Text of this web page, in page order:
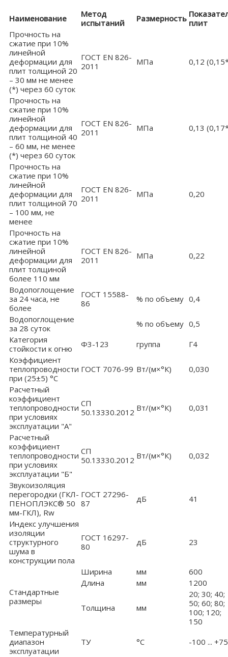
Наименование
Метод
испытаний
Размерность плит
Прочность на
сжатие при 10%
линейной
деформации для
плит толщиной 20
– 30 мм не менее
(*) через 60 суток
ГОСТ EN 826-
2011
МПа 0,12
Прочность на
сжатие при 10%
линейной
деформации для
плит толщиной 40
– 60 мм, не менее
(*) через 60 суток
ГОСТ EN 826-
2011
МПа 0,13
Прочность на
сжатие при 10%
линейной
деформации для
плит толщиной 70
– 100 мм, не
менее
ГОСТ EN 826-
2011
МПа 0,20
Прочность на
сжатие при 10%
линейной
деформации для
плит толщиной
более 110 мм
ГОСТ EN 826-
2011
МПа 0,22
Водопоглощение
за 24 часа, не
более
ГОСТ 15588-
86
% по объему 0,4
Водопоглощение
за 28 суток
% по объему 0,5
Категория
стойкости к огню
Ф3-123 группа
Г4
Коэффициент
теплопроводности
при (25±5) °С
ГОСТ 7076-99 Вт/(м×°К)
0,030
Расчетный
коэффициент
теплопроводности
при условиях
эксплуатации "А"
СП
50.13330.2012 Вт/(м×°К) 0,031
Расчетный
коэффициент
теплопроводности
при условиях
эксплуатации "Б"
СП
50.13330.2012 Вт/(м×°К) 0,032
Звукоизоляция
перегородки (ГКЛ-
ПЕНОПЛЭКС® 50
мм-ГКЛ), Rw
ГОСТ 27296-
87
дБ 41
Индекс улучшения
изоляции
структурного
шума в
конструкции пола
ГОСТ 16297-
80
дБ 23
Стандартные
размеры
Ширина мм
600
Длина
мм 1200
Толщина мм
20; 30; 40;
50; 60; 80;
100; 120;
150
Температурный
диапазон
эксплуатации
ТУ °С -100 ... +75